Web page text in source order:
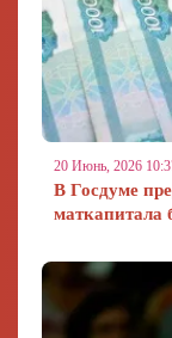
20 Июнь, 2026
В Госдуме
маткапитала